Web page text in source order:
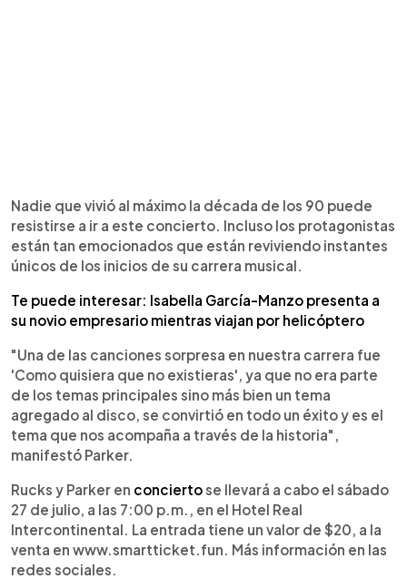
Nadie que vivió al máximo la década de los 90 puede
resistirse a ir a este concierto. Incluso los protagonistas
están tan emocionados que están reviviendo instantes
únicos de los inicios de su carrera musical.
Te puede interesar: Isabella García-Manzo presenta a
su novio empresario mientras viajan por helicóptero
"Una de las canciones sorpresa en nuestra carrera fue
'Como quisiera que no existieras', ya que no era parte
de los temas principales sino más bien un tema
agregado al disco, se convirtió en todo un éxito y es el
tema que nos acompaña a través de la historia",
manifestó Parker.
Rucks y Parker en conciertose llevará a cabo el sábado
27 de julio, a las 7:00 p.m., en el Hotel Real
Intercontinental. La entrada tiene un valor de $20, a la
venta en www.smartticket.fun. Más información en las
redes sociales.